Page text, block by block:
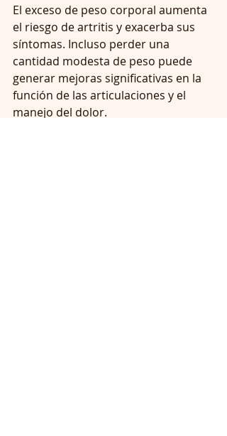
El exceso de peso corporal aumenta
el riesgo de artritis y exacerba sus
síntomas. Incluso perder una
cantidad modesta de peso puede
generar mejoras significativas en la
función de las articulaciones y el
manejo del dolor.